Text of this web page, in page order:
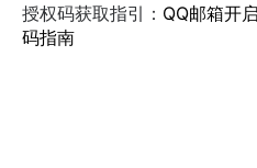
授权码获取指引： QQ邮箱开
码指南